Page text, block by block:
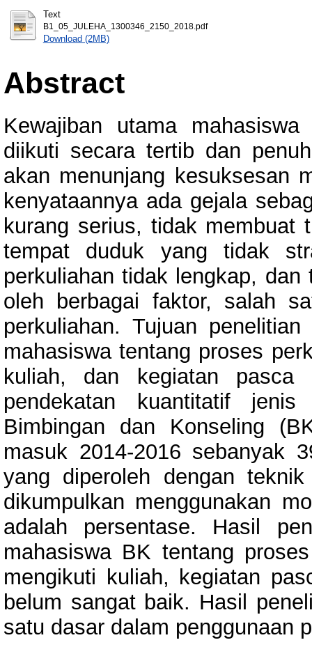
Text
B1_05_JULEHA_1300346_2150_2018.pdf
Download (2MB)
Abstract
Kewajiban utama
diikuti secara tertib dan
akan menunjang kesuksesan
kenyataannya ada gejala
kurang serius, tidak membuat
tempat duduk yang tidak
perkuliahan tidak lengkap,
oleh berbagai faktor, salah
perkuliahan. Tujuan
mahasiswa tentang proses
kuliah, dan kegiatan pasca
pendekatan kuantitatif jenis
Bimbingan dan Konseling
masuk 2014-2016 sebanyak
yang diperoleh dengan
dikumpulkan menggunakan
adalah persentase. Hasil
mahasiswa BK tentang
mengikuti kuliah, kegiatan
belum sangat baik. Hasil
satu dasar dalam penggunaan